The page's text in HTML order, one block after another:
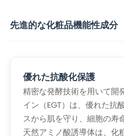
先進的な化粧品機能性成分
優れた抗酸化保護
精密な発酵技術を用いて開
イン（EGT）は、優れた抗
スから肌を守り、細胞の寿
天然アミノ酸誘導体は、化